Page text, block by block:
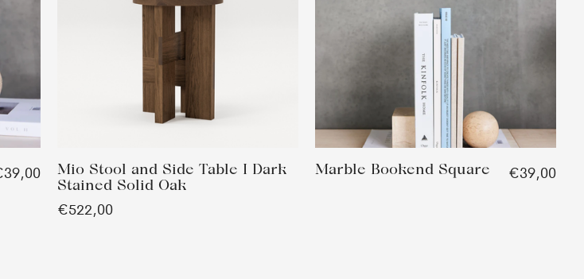
Mio Stool and Side Table I Dark
Stained Solid Oak
€522,00
Marble Bookend Square €39,00